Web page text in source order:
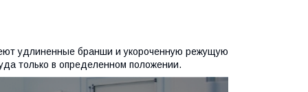
удлиненные бранши и укороченную режущую
только в определенном положении.